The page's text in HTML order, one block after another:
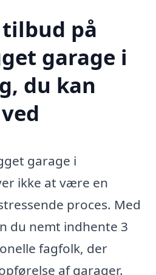
tilbud på
garage i
du kan
garage i
ikke at være en
proces. Med
du nemt indhente 3
fagfolk, der
af garager.